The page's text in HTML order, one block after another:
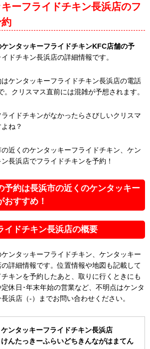
ーフライドチキン長浜店のフ
ンタッキーフライドチキンKFC店舗の予
イドチキン長浜店の詳細情報です。
ケンタッキーフライドチキン長浜店の電話
クリスマス直前には混雑が予想されます。
イドチキンがなかったらさびしいクリスマ
ね？
近くのケンタッキーフライドチキン、ケン
長浜店でフライドチキンを予約！
予約は長浜市の近くのケンタッキー
おすすめ！
イドチキン長浜店の概要
ンタッキーフライドチキン、ケンタッキー
詳細情報です。位置情報や地図も記載して
キンを予約したあと、取りに行くときにも
休日･年末年始の営業など、不明点はケンタ
浜店（-）までお問い合わせください。
ケンタッキーフライドチキン長浜店
けんたっきーふらいどちきんながはまてん